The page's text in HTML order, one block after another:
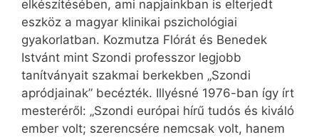
elkészítésében, ami napjainkban is elterjedt
eszköz a magyar klinikai pszichológiai
gyakorlatban. Kozmutza Flórát és Benedek
Istvánt mint Szondi professzor legjobb
tanítványait szakmai berkekben „Szondi
apródjainak” becézték. Illyésné 1976-ban így írt
mesteréről: „Szondi európai hírű tudós és kiváló
ember volt; szerencsére nemcsak volt, hanem